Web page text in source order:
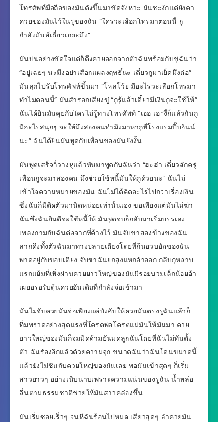
โทรศัพท์มือถือของมันดังขึ้นมาขัดจังหวะ มันชะงักแต่ยังคา
ควยของมันไว้ในรูของฉัน “ใครวะเสือกโทรมาตอนนี้ กู
กำลังมันส์เดี๋ยวเถอะมึง”
มันบ่นอย่างขัดใจแต่ก็ดึงควยออกจากตัวฉันพร้อมกับขู่ฉันว่า
“อยู่เฉยๆ นะมึงอย่าเสือกแผลงฤทธิ์นะ เดี๋ยวกูมาเย็ดมึงต่อ”
มันลุกไปรับโทรศัพท์ขึ้นมา “โหลโว้ย มีอะไรวะเสือกโทรมา
ทำไมตอนนี้” มันสำรอกเสียงขู่ “กูรู้แล้วเดี๋ยวมีเงินกูจะใช้ให้”
ฉันได้ยินมันคุยกับใครไม่รู้ทางโทรศัพท์ “เออ เอางี้ก็แล้วกันกู
มีอะไรสนุกๆ จะให้มึงสองคนทำมึงมาหากูที่โรงแรมปี๊บอินน์
นะ” ฉันได้ยินมันพูดกับเพื่อนของมันยังงั้น
มันพูดเสร็จก็วางหูแล้วหันมาพูดกับฉันว่า “ฮะฮ่า เดี๋ยวสักครู่
เพื่อนกูจะมาสองคน มึงช่วยใช้หนี้มันให้กูด้วยนะ” ฉันไม่
เข้าใจความหมายของมัน ฉันไม่ได้คิดอะไรไปกว่าเรื่องเงิน
ซึ่งฉันก็มีติดตัวมานิดหน่อยเท่านั้นเอง ขอเพียงแต่มันไม่ฆ่า
ฉันซึ่งฉันยินดีจะใช้หนี้ให้ มันพูดจบก็กลับมาเริ่มบรรเลง
เพลงกามกับฉันต่อจากที่ค้างไว้ มันจับขาสองข้างของฉัน
ลากดึงทั้งตัวฉันมาทางปลายเตียงโดยที่ก้นอวบอัดของฉัน
พาดอยู่กับขอบเตียง จับขาฉันยกสูงแหกอ้าออก กลีบกุหลาบ
แรกแย้มที่เพิ่งผ่านควยยาวใหญ่ของมันมีรอยบวมเล็กน้อยอ้า
เผยอรอรับดุ้นควยอันเดิมที่กำลังจ่อเข้ามา
มันไม่จับควยมันจ่อเพียงแค่บังคับให้ควยมันตรงรูฉันแล้วก็
ทิ่มพรวดอย่างสุดแรงที่โครตพ่อโครตแม่มันให้มันมา ควย
ยาวใหญ่ของมันก็จมมิดด้ามยันมดลูกฉันโดยที่ฉันไม่ทันตั้ง
ตัว ฉันร้องอีกแล้วด้วยความจุก ขนาดฉันว่าฉันโดนขนาดนี้
แล้วยังไม่ชินกับควยใหญ่ของมันเลย พอมันเข้าสุดๆ ก็เริ่ม
สาวยาวๆ อย่างเนิบนาบเพราะความแน่นของรูฉัน น้ำหล่อ
ลื่นตามธรรมชาติช่วยให้มันสาวคล่องขึ้น
มันเริ่มซอยเร็วๆ จนหีฉันร้อนไปหมด เสียวสุดๆ ลำควยมัน